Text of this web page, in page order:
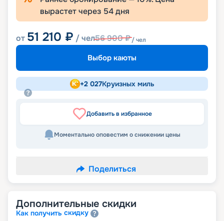
вырастет через 54дня
от 51 210 ₽ / чел56 900₽/ чел
Выбор каюты
+2 027Круизных миль
Добавить в избранное
Моментально оповестим о снижении цены
Поделиться
Дополнительные скидки
Как получить скидку